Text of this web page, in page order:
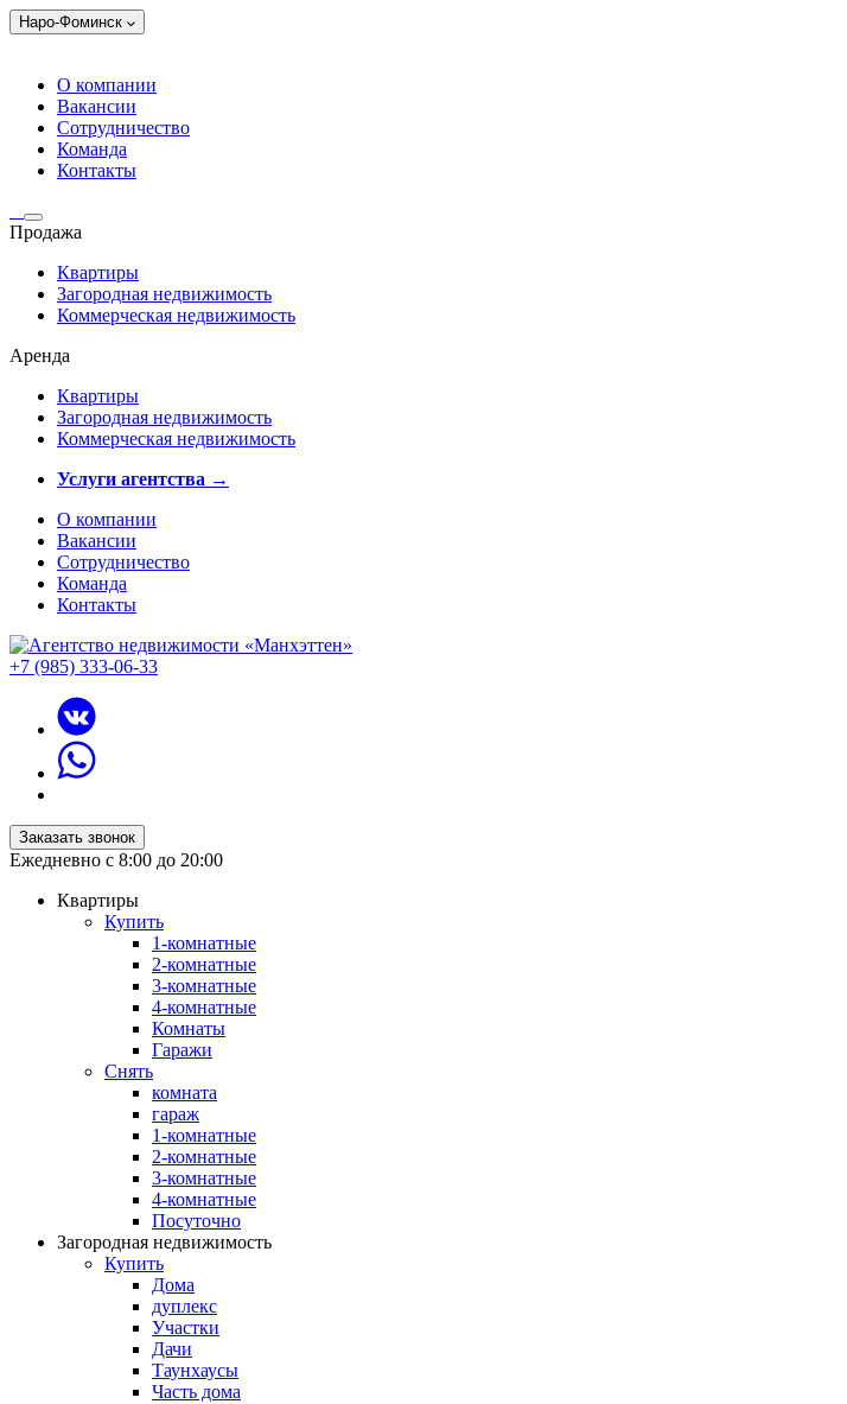
Наро-Фоминск
О компании
Вакансии
Сотрудничество
Команда
Контакты
Продажа
Квартиры
Загородная недвижимость
Коммерческая недвижимость
Аренда
Квартиры
Загородная недвижимость
Коммерческая недвижимость
Услуги агентства →
О компании
Вакансии
Сотрудничество
Команда
Контакты
+7 (985) 333-06-33
Заказать звонок
Ежедневно с 8:00 до 20:00
Квартиры
Купить
1-комнатные
2-комнатные
3-комнатные
4-комнатные
Комнаты
Гаражи
Снять
комната
гараж
1-комнатные
2-комнатные
3-комнатные
4-комнатные
Посуточно
Загородная недвижимость
Купить
Дома
дуплекс
Участки
Дачи
Таунхаусы
Часть дома